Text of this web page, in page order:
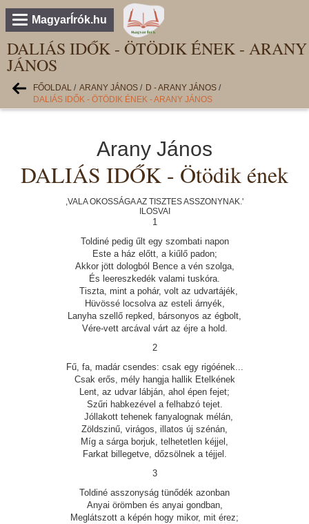
MagyarÍrók.hu
DALIÁS IDŐK - ÖTÖDIK ÉNEK - ARANY
JÁNOS
FŐOLDAL / ARANY JÁNOS / D - ARANY JÁNOS /
DALIÁS IDŐK - ÖTÖDIK ÉNEK - ARANY JÁNOS
Arany János
DALIÁS IDŐK - Ötödik ének
,VALA OKOSSÁGA AZ TISZTES ASSZONYNAK.'
ILOSVAI
1
Toldiné pedig űlt egy szombati napon
Este a ház előtt, a kiűlő padon;
Akkor jött dologból Bence a vén szolga,
És leereszkedék valami tuskóra.
Tiszta, mint a pohár, volt az udvartájék,
Hüvössé locsolva az esteli árnyék,
Lanyha szellő repked, bársonyos az égbolt,
Vére-vett arcával várt az éjre a hold.
2
Fű, fa, madár csendes: csak egy rigóének...
Csak erős, mély hangja hallik Etelkének
Lent, az udvar lábján, ahol épen fejet;
Szűri habkezével a felhabzó tejet.
Jóllakott tehenek fanyalognak mélán,
Zöldszinű, virágos, illatos új szénán,
Míg a sárga borjuk, telhetetlen kéjjel,
Farkat billegetve, dőzsölnek a téjjel.
3
Toldiné asszonyság tünődék azonban
Anyai örömben és anyai gondban,
Meglátszott a képén hogy mikor, mit érez;